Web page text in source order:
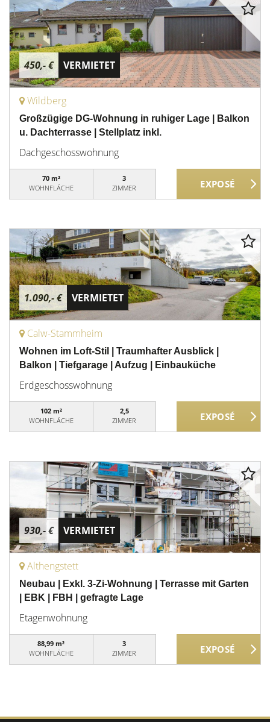
450,- € VERMIETET
Wildberg
Großzügige DG-Wohnung in ruhiger Lage | Balkon
u. Dachterrasse | Stellplatz inkl.
Dachgeschosswohnung
70 m²
WOHNFLÄCHE
3
ZIMMER
1.090,- € VERMIETET
Calw-Stammheim
Wohnen im Loft-Stil | Traumhafter Ausblick |
Balkon | Tiefgarage | Aufzug | Einbauküche
Erdgeschosswohnung
102 m²
WOHNFLÄCHE
2,5
ZIMMER
930,- € VERMIETET
Althengstett
Neubau | Exkl. 3-Zi-Wohnung | Terrasse mit Garten
| EBK | FBH | gefragte Lage
Etagenwohnung
88,99 m²
WOHNFLÄCHE
3
ZIMMER